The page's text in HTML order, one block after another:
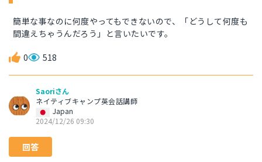
簡単な事なのに何度やってもできないので、「どうして何度も
間違えちゃうんだろう」と言いたいです。
0 518
Saoriさん
ネイティブキャンプ英会話講師
Japan
2024/12/26 09:30
回答